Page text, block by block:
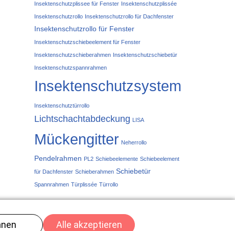
Insektenschutzplissee für Fenster Insektenschutzplissée
Insektenschutzrollo Insektenschutzrollo für Dachfenster
Insektenschutzrollo für Fenster
Insektenschutzschiebeelement für Fenster
Insektenschutzschieberahmen Insektenschutzschiebetür
Insektenschutzspannrahmen
Insektenschutzsystem
Insektenschutztürrollo
Lichtschachtabdeckung LISA
Mückengitter Neherrollo
Pendelrahmen PL2 Schiebeelemente Schiebeelement
für Dachfenster Schieberahmen Schiebetür
Spannrahmen Türplissée Türrollo